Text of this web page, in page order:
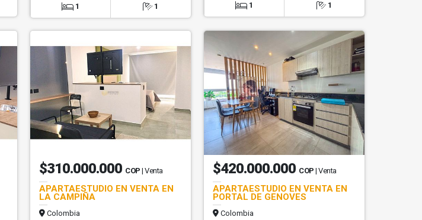
1 1 1 1
$310.000.000 COP | Venta
APARTAESTUDIO EN VENTA EN
LA CAMPIÑA
Colombia
$420.000.000 COP | Venta
APARTAESTUDIO EN VENTA EN
PORTAL DE GENOVES
Colombia